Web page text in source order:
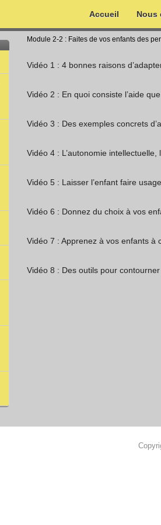
Accueil Nous
Module 2-2 : Faites de vos enfants des
Vidéo 1 : 4 bonnes raisons
Vidéo 2 : En quoi consiste l’aide
Vidéo 3 : Des exemples concrets
Vidéo 4 : L’autonomie
Vidéo 5 : Laisser l’enfant faire
Vidéo 6 : Donnez du choix à vos
Vidéo 7 : Apprenez à vos enfants à
Vidéo 8 : Des outils pour